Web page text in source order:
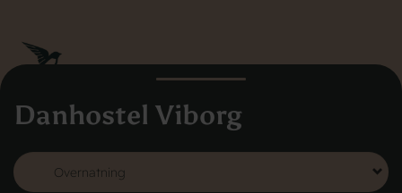
Danhostel Viborg
Danhostel Danmarks Vandrerhjem
Vodroffsvej 32
1900 Frederiksberg